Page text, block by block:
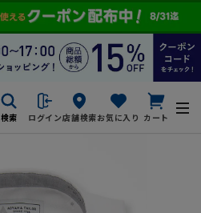
検索 ログイン店舗検索お気に入り カート